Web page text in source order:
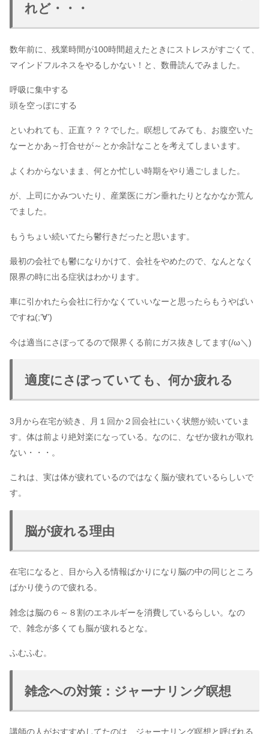
れど・・・
数年前に、残業時間が100時間超えたときにストレスがすごくて、
マインドフルネスをやるしかない！と、数冊読んでみました。
呼吸に集中する
頭を空っぽにする
といわれても、正直？？？でした。瞑想してみても、お腹空いた
なーとかあ～打合せが～とか余計なことを考えてしまいます。
よくわからないまま、何とか忙しい時期をやり過ごしました。
が、上司にかみついたり、産業医にガン垂れたりとなかなか荒ん
でました。
もうちょい続いてたら鬱行きだったと思います。
最初の会社でも鬱になりかけて、会社をやめたので、なんとなく
限界の時に出る症状はわかります。
車に引かれたら会社に行かなくていいなーと思ったらもうやばい
ですね(;’∀’)
今は適当にさぼってるので限界くる前にガス抜きしてます(/ω＼)
適度にさぼっていても、何か疲れる
3月から在宅が続き、月１回か２回会社にいく状態が続いていま
す。体は前より絶対楽になっている。なのに、なぜか疲れが取れ
ない・・・。
これは、実は体が疲れているのではなく脳が疲れているらしいで
す。
脳が疲れる理由
在宅になると、目から入る情報ばかりになり脳の中の同じところ
ばかり使うので疲れる。
雑念は脳の６～８割のエネルギーを消費しているらしい。なの
で、雑念が多くても脳が疲れるとな。
ふむふむ。
雑念への対策：ジャーナリング瞑想
講師の人がおすすめしてたのは、ジャーナリング瞑想と呼ばれる